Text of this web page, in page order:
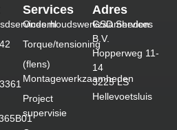
Services
Onderhoudswerkzaamheden
Torque/tensioning
(flens)
Montagewerkzaamheden
Project
supervisie
Adres
GSD Services
B.V.
Hopperweg 11-
14
3225 LS
Hellevoetsluis